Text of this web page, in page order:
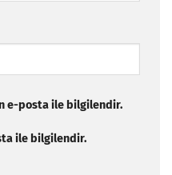
e-posta ile bilgilendir.
ile bilgilendir.